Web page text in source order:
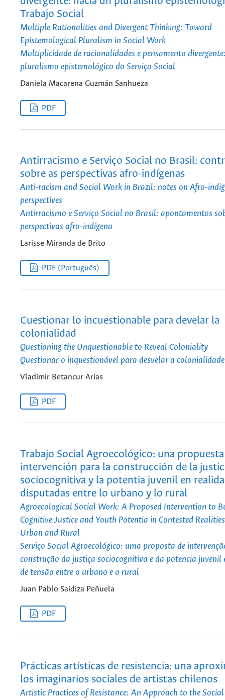
Trabajo Social
Multiple Rationalities and Divergent Thinking: Toward
Epistemological Pluralism in Social Work
Multiplicidade de racionalidades e pensamento
pluralismo epistemológico do Serviço Social
Daniela Macarena Guzmán Sanhueza
PDF
Antirracismo e Serviço Social no Brasil:
sobre as perspectivas afro-indígenas
Anti-racism and Social Work in Brazil: notes on Afro-
perspectives
Antirracismo e Serviço Social no Brasil: apontamentos
perspectivas afro-indígena
Larisse Miranda de Brito
PDF (Português)
Cuestionar lo incuestionable para develar la
colonialidad
Questioning the Unquestionable to Reveal Coloniality
Questionar o inquestionável para desvelar a colonialidade
Vladimir Betancur Arias
PDF
Trabajo Social Agroecológico: una
intervención para la construcción de la
sociocognitiva y la potentia juvenil en
disputadas entre lo urbano y lo rural
Agroecological Social Work: A Proposed Intervention to
Cognitive Justice and Youth Potentia in Contested
Urban and Rural
Serviço Social Agroecológico: uma proposta de
construção da justiça sociocognitiva e da potencia juvenil
de tensão entre o urbano e o rural
Juan Pablo Saidiza Peñuela
PDF
Prácticas artísticas de resistencia: una
los imaginarios sociales de artistas chilenos
Artistic Practices of Resistance: An Approach to the